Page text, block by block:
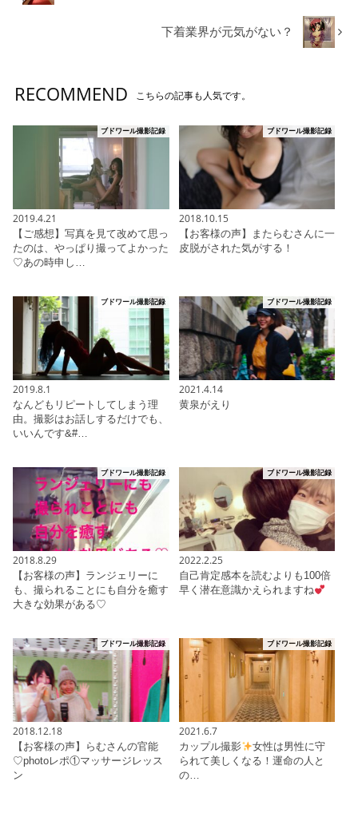
下着業界が元気がない？
RECOMMEND こちらの記事も人気です。
ブドワール撮影記録
2019.4.21
【ご感想】写真を見て改めて思っ
たのは、やっぱり撮ってよかった
♡あの時申し…
ブドワール撮影記録
2018.10.15
【お客様の声】またらむさんに一
皮脱がされた気がする！
ブドワール撮影記録
2019.8.1
なんどもリピートしてしまう理
由。撮影はお話しするだけでも、
いいんです&#…
ブドワール撮影記録
2021.4.14
黄泉がえり
ブドワール撮影記録
2018.8.29
【お客様の声】ランジェリーに
も、撮られることにも自分を癒す
大きな効果がある♡
ブドワール撮影記録
2022.2.25
自己肯定感本を読むよりも100倍
早く潜在意識かえられますね
ブドワール撮影記録
2018.12.18
【お客様の声】らむさんの官能
♡photoレポ①マッサージレッス
ン
ブドワール撮影記録
2021.6.7
カップル撮影
女性は男性に守
られて美しくなる！運命の人と
の…